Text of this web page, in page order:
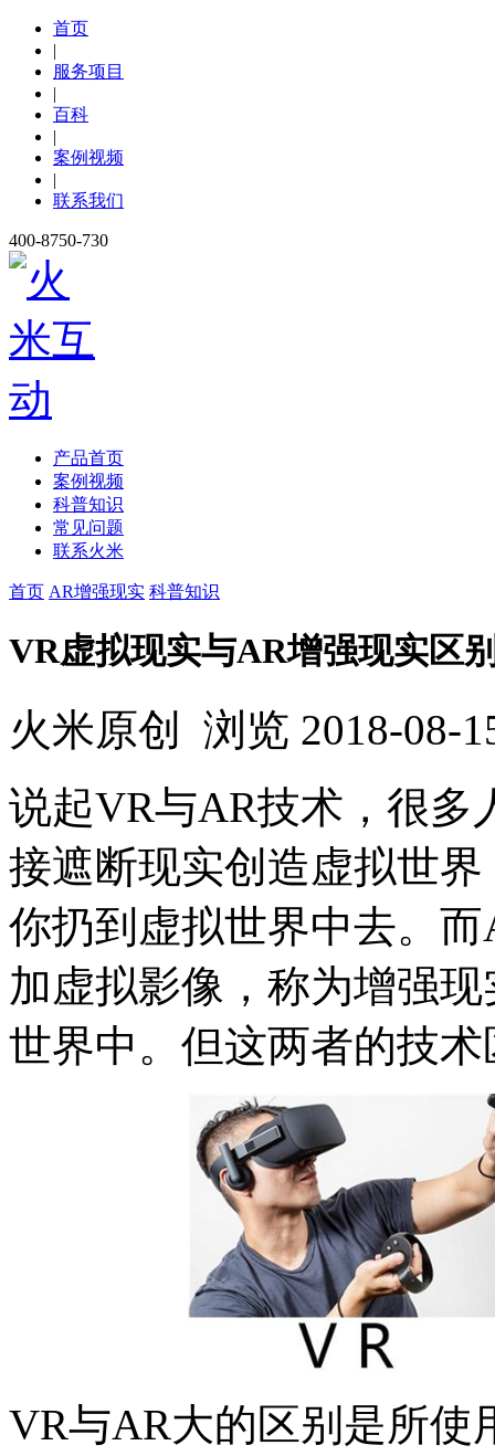
首页
|
服务项目
|
百科
|
案例视频
|
联系我们
400-8750-730
产品首页
案例视频
科普知识
常见问题
联系火米
首页 AR增强现实 科普知识
VR虚拟现实与AR增强现实区
火米原创 浏览 2018-08-
说起VR与AR技术，很多
接遮断现实创造虚拟世
你扔到虚拟世界中去。
加虚拟影像，称为增强
世界中。但这两者的技
VR与AR大的区别是所使